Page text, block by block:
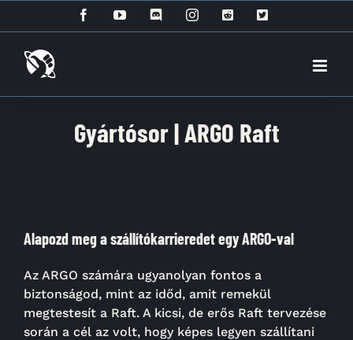
FacebookYouTube DiscordInstagramRedditX
Gyártósor | ARGO Raft
Alapozd meg a szállítókarrieredet egy ARGO-val
Az ARGO számára ugyanolyan fontos a
biztonságod, mint az időd, amit remekül
megtestesít a Raft. A kicsi, de erős Raft tervezése
során a cél az volt, hogy képes legyen szállítani